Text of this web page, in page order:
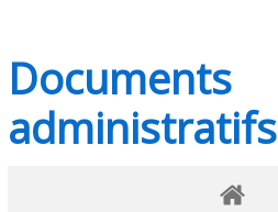
Documents
administratifs